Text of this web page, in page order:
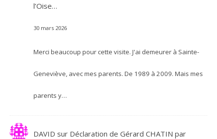
l’Oise…
30 mars 2026
Merci beaucoup pour cette visite. J'ai demeurer à Sainte-
Geneviève, avec mes parents. De 1989 à 2009. Mais mes
parents y…
DAVID sur Déclaration de Gérard CHATIN par